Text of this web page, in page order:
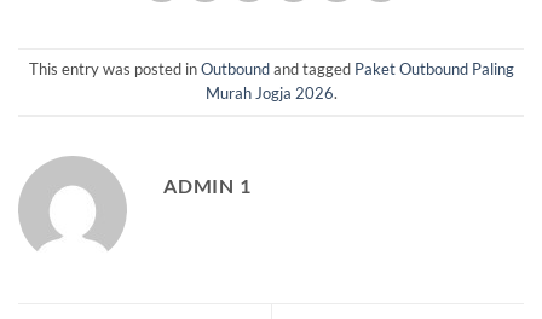
This entry was posted inOutboundand tagged Paket Outbound Paling
Murah Jogja 2026.
ADMIN 1